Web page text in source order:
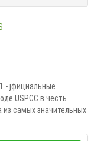
- jфициальные
USPCC в честь
из самых значительных